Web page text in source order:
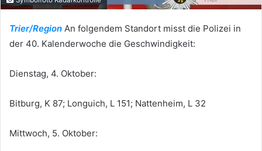
Trier/Region An folgendem Standort misst die Polizei in
der 40. Kalenderwoche die Geschwindigkeit:
Dienstag, 4. Oktober:
Bitburg, K 87; Longuich, L 151; Nattenheim, L 32
Mittwoch, 5. Oktober: